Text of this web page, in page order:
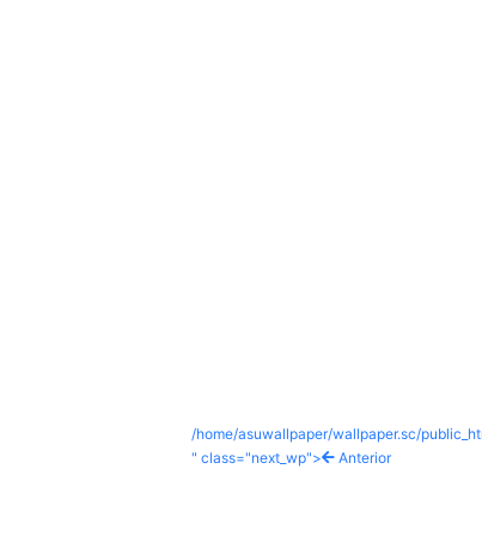
/home/asuwallpaper/wallpaper.sc/
" class="next_wp">
Anterior